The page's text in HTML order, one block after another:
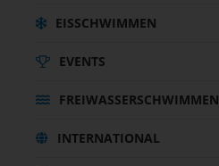
EISSCHWIMMEN
EVENTS
FREIWASSERSCHWIMMEN
INTERNATIONAL